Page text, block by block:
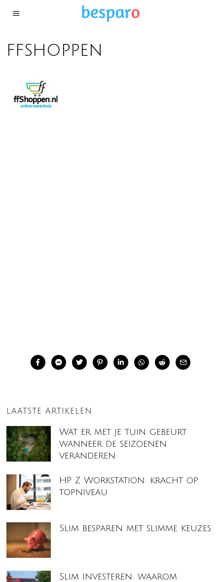
ffshoppen
LAATSTE ARTIKELEN
Wat er met je tuin gebeurt
wanneer de seizoenen
veranderen
HP Z Workstation: kracht op
topniveau
Slim besparen met slimme keuzes
Slim investeren: waarom